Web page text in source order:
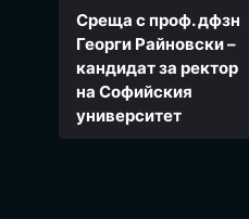
Среща с проф. дфзн
Георги Райновски –
кандидат за ректор
на Софийския
университет